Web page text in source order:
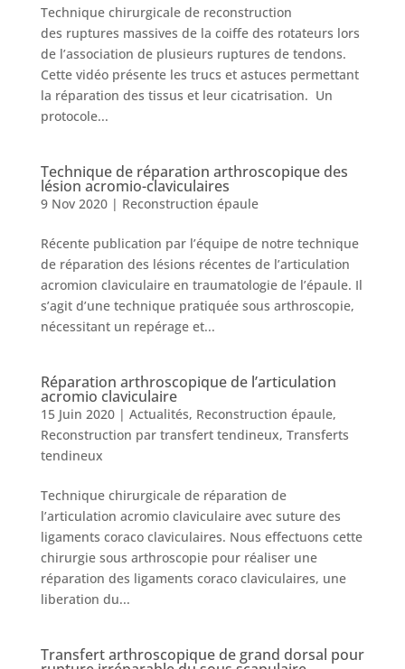
Technique chirurgicale de reconstruction
des ruptures massives de la coiffe des rotateurs lors
de l’association de plusieurs ruptures de tendons.
Cette vidéo présente les trucs et astuces permettant
la réparation des tissus et leur cicatrisation. Un
protocole...
Technique de réparation arthroscopique des
lésion acromio-claviculaires
9 Nov 2020| Reconstruction épaule
Récente publication par l’équipe de notre technique
de réparation des lésions récentes de l’articulation
acromion claviculaire en traumatologie de l’épaule. Il
s’agit d’une technique pratiquée sous arthroscopie,
nécessitant un repérage et...
Réparation arthroscopique de l’articulation
acromio claviculaire
15 Juin 2020| Actualités, Reconstruction épaule,
Reconstruction par transfert tendineux, Transferts
tendineux
Technique chirurgicale de réparation de
l’articulation acromio claviculaire avec suture des
ligaments coraco claviculaires. Nous effectuons cette
chirurgie sous arthroscopie pour réaliser une
réparation des ligaments coraco claviculaires, une
liberation du...
Transfert arthroscopique de grand dorsal pour